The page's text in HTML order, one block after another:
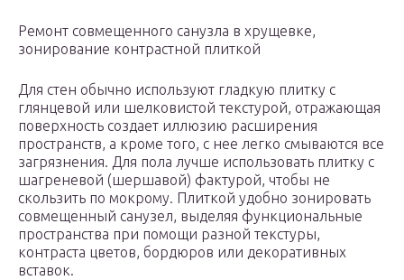
Ремонт совмещенного санузла в хрущевке,
зонирование контрастной плиткой
Для стен обычно используют гладкую плитку с
глянцевой или шелковистой текстурой, отражающая
поверхность создает иллюзию расширения
пространств, а кроме того, с нее легко смываются все
загрязнения. Для пола лучше использовать плитку с
шагреневой (шершавой) фактурой, чтобы не
скользить по мокрому. Плиткой удобно зонировать
совмещенный санузел, выделяя функциональные
пространства при помощи разной текстуры,
контраста цветов, бордюров или декоративных
вставок.